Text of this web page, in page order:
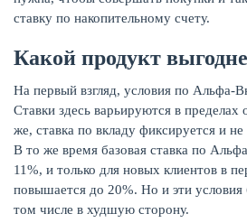
ставку по накопительному счету.
Какой продукт
На первый взгляд, условия по Альфа-
Ставки здесь варьируются в
же, ставка по вкладу фиксируется и
В то же время базовая ставка по
11%, и только для новых клиентов в
повышается до 20%. Но и эти
том числе в худшую сторону.